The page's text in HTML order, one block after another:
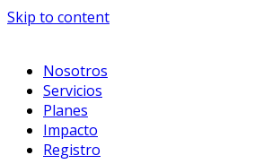
Skip to content
Nosotros
Servicios
Planes
Impacto
Registro